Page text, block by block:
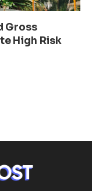
Gross
High Risk